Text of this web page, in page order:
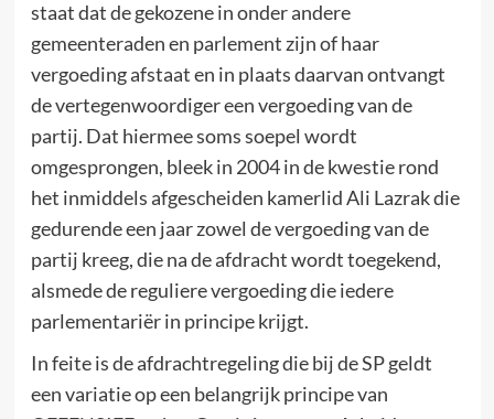
staat dat de gekozene in onder andere
gemeenteraden en parlement zijn of haar
vergoeding afstaat en in plaats daarvan ontvangt
de vertegenwoordiger een vergoeding van de
partij. Dat hiermee soms soepel wordt
omgesprongen, bleek in 2004 in de kwestie rond
het inmiddels afgescheiden kamerlid Ali Lazrak die
gedurende een jaar zowel de vergoeding van de
partij kreeg, die na de afdracht wordt toegekend,
alsmede de reguliere vergoeding die iedere
parlementariër in principe krijgt.
In feite is de afdrachtregeling die bij de SP geldt
een variatie op een belangrijk principe van